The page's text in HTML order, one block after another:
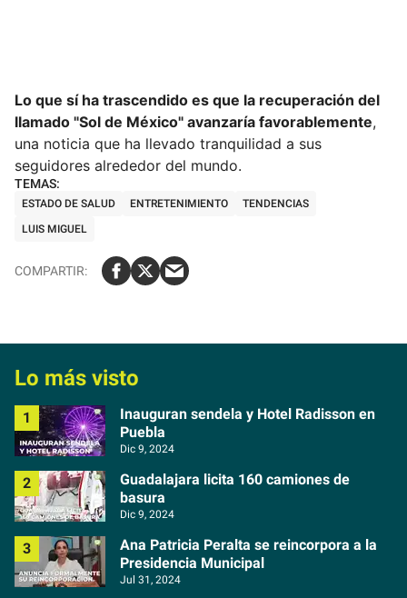
Lo que sí ha trascendido es que la recuperación del
llamado "Sol de México" avanzaría favorablemente,
una noticia que ha llevado tranquilidad a sus
seguidores alrededor del mundo.
ESTADO DE SALUD ENTRETENIMIENTO
TENDENCIAS
LUIS MIGUEL
Lo más visto
Inauguran sendela y Hotel Radisson en
Puebla
Dic 9, 2024
Guadalajara licita 160 camiones de
basura
Dic 9, 2024
Ana Patricia Peralta se reincorpora a la
Presidencia Municipal
Jul 31, 2024